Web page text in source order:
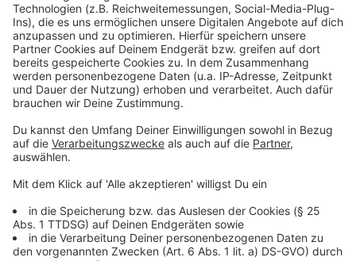
(hier arbeiten rund 20 Prozent der Mitarbeitenden in
Düsseldorf), Forschung und
Entwicklung/Labortätigkeit).
Schon vor Corona sei flexibles Arbeiten möglich
gewesen.Alle Mitarbeitenden mit einem PC-
Bedarf einen Bürostuhl. Für das Arbeiten von zu Hause
aus stehen Remote-Verbindungen zur Verfügung.
rund um die Corona-Pandemie.
Vodafone